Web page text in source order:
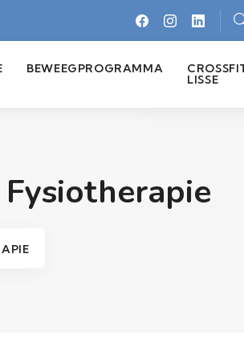
BEWEEGPROGRAMMA
LISSE